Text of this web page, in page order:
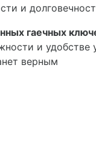
и
гаечных
и удобстве
верным